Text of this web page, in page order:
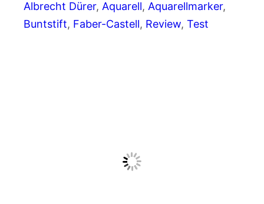
Albrecht Dürer, Aquarell, Aquarellmarker
Buntstift, Faber-Castell, Review, Test